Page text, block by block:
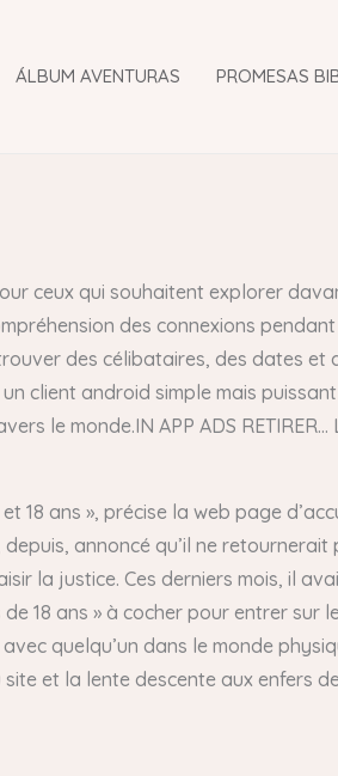
ÁLBUM AVENTURAS PROMESAS
ceux qui souhaitent explorer
des connexions pendant
des célibataires, des dates et
client android simple mais puissant
le monde.IN APP ADS RETIRER…
18 ans », précise la web page
annoncé qu’il ne retournerait
la justice. Ces derniers mois, il
18 ans » à cocher pour entrer sur
quelqu’un dans le monde
et la lente descente aux enfers de